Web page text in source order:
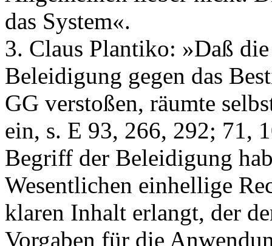
das System«.
3. Claus Plantiko: »Daß
Beleidigung gegen das
GG verstoßen, räumte
ein, s. E 93, 266, 292; 71,
Begriff der Beleidigung
Wesentlichen einhellige
klaren Inhalt erlangt, der
Vorgaben für die